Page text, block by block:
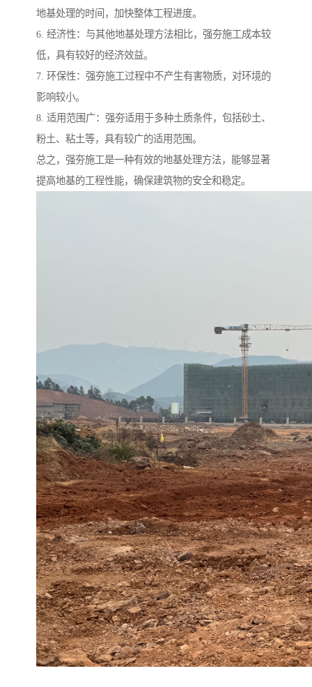
地基处理的时间，加快整体工程进度。
6. 经济性：与其他地基处理方法相比，强夯施工成本较
低，具有较好的经济效益。
7. 环保性：强夯施工过程中不产生有害物质，对环境的
影响较小。
8. 适用范围广：强夯适用于多种土质条件，包括砂土、
粉土、粘土等，具有较广的适用范围。
总之，强夯施工是一种有效的地基处理方法，能够显著
提高地基的工程性能，确保建筑物的安全和稳定。